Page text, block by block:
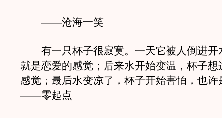
——沧海一笑
有一只杯子很寂寞。一天它被人倒进开
就是恋爱的感觉；后来水开始变温，杯子想
感觉；最后水变凉了，杯子开始害怕，也许
——零起点